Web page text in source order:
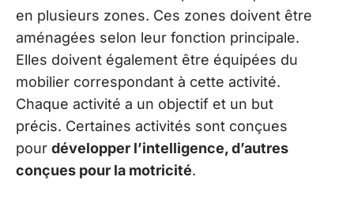
en plusieurs zones. Ces zones doivent être
aménagées selon leur fonction principale.
Elles doivent également être équipées du
mobilier correspondant à cette activité.
Chaque activité a un objectif et un but
précis. Certaines activités sont conçues
pour développer l’intelligence, d’autres
conçues pour la motricité.